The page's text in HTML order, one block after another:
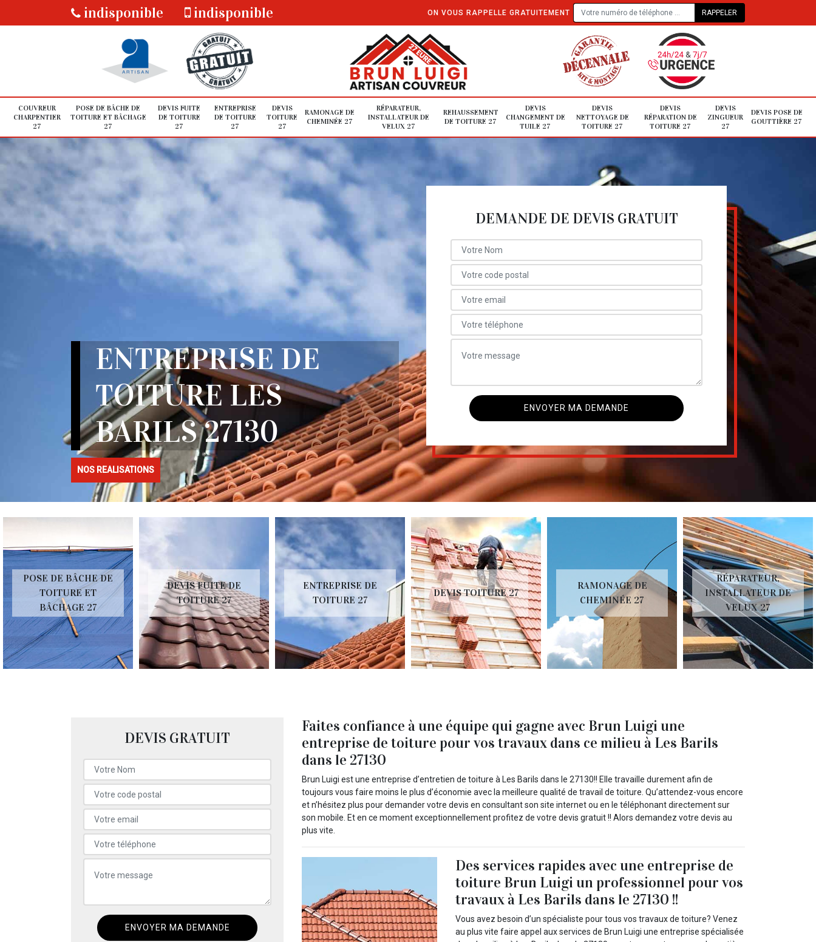
indisponible indisponible ON VOUS RAPPELLE GRATUITEMENT
COUVREUR
CHARPENTIER
27
POSE DE BÂCHE DE
TOITURE ET BÂCHAGE
27
DEVIS FUITE
DE TOITURE
27
ENTREPRISE
DE TOITURE
27
DEVIS
TOITURE
27
RAMONAGE DE
CHEMINÉE 27
RÉPARATEUR,
INSTALLATEUR DE
VELUX 27
REHAUSSEMENT
DE TOITURE 27
DEVIS
CHANGEMENT DE
TUILE 27
DEVIS
NETTOYAGE DE
TOITURE 27
DEVIS
RÉPARATION DE
TOITURE 27
DEVIS
ZINGUEUR
27
DEVIS POSE DE
GOUTTIÈRE 27
ENTREPRISE DE
TOITURE LES
BARILS 27130
NOS REALISATIONS
DEMANDE DE DEVIS GRATUIT
POSE DE BÂCHE DE
TOITURE ET
BÂCHAGE 27
DEVIS FUITE DE
TOITURE 27
ENTREPRISE DE
TOITURE 27
DEVIS TOITURE 27
RAMONAGE DE
CHEMINÉE 27
RÉPARATEUR,
INSTALLATEUR DE
VELUX 27
DEVIS GRATUIT
Faites confiance à une équipe qui gagne avec Brun Luigi une
entreprise de toiture pour vos travaux dans ce milieu à Les Barils
dans le 27130
Brun Luigi est une entreprise d’entretien de toiture à Les Barils dans le 27130!! Elle travaille durement afin de
toujours vous faire moins le plus d’économie avec la meilleure qualité de travail de toiture. Qu’attendez-vous encore
et n’hésitez plus pour demander votre devis en consultant son site internet ou en le téléphonant directement sur
son mobile. Et en ce moment exceptionnellement profitez de votre devis gratuit !! Alors demandez votre devis au
plus vite.
Des services rapides avec une entreprise de
toiture Brun Luigi un professionnel pour vos
travaux à Les Barils dans le 27130 !!
Vous avez besoin d’un spécialiste pour tous vos travaux de toiture? Venez
au plus vite faire appel aux services de Brun Luigi une entreprise spécialisée